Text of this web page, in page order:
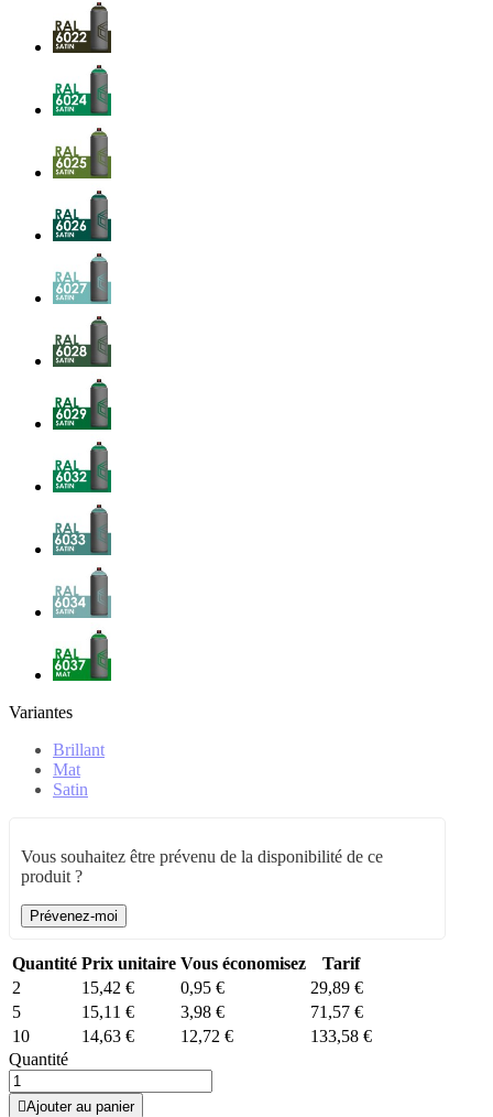
Variantes
Brillant
Mat
Satin
Vous souhaitez être prévenu de la disponibilité de ce
produit ?
Prévenez-moi
Quantité Prix unitaire Vous économisez
Tarif
2
15,42 € 0,95 €
29,89 €
5
15,11 € 3,98 €
71,57 €
10
14,63 € 12,72 €
133,58 €
Quantité
Ajouter au panier